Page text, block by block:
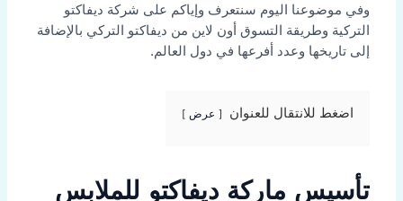
وفي موضوعنا اليوم سنتعرف وإياكم على شركة ديفاكتو
التركية وطريقة التسوق أون لاين من ديفاكتو التركي بالإضافة
إلى تاريخها وعدد أفرعها في دول العالم.
اضغط للانتقال للعنوان عرض
تأسيس ماركة ديفاكتو للملابس